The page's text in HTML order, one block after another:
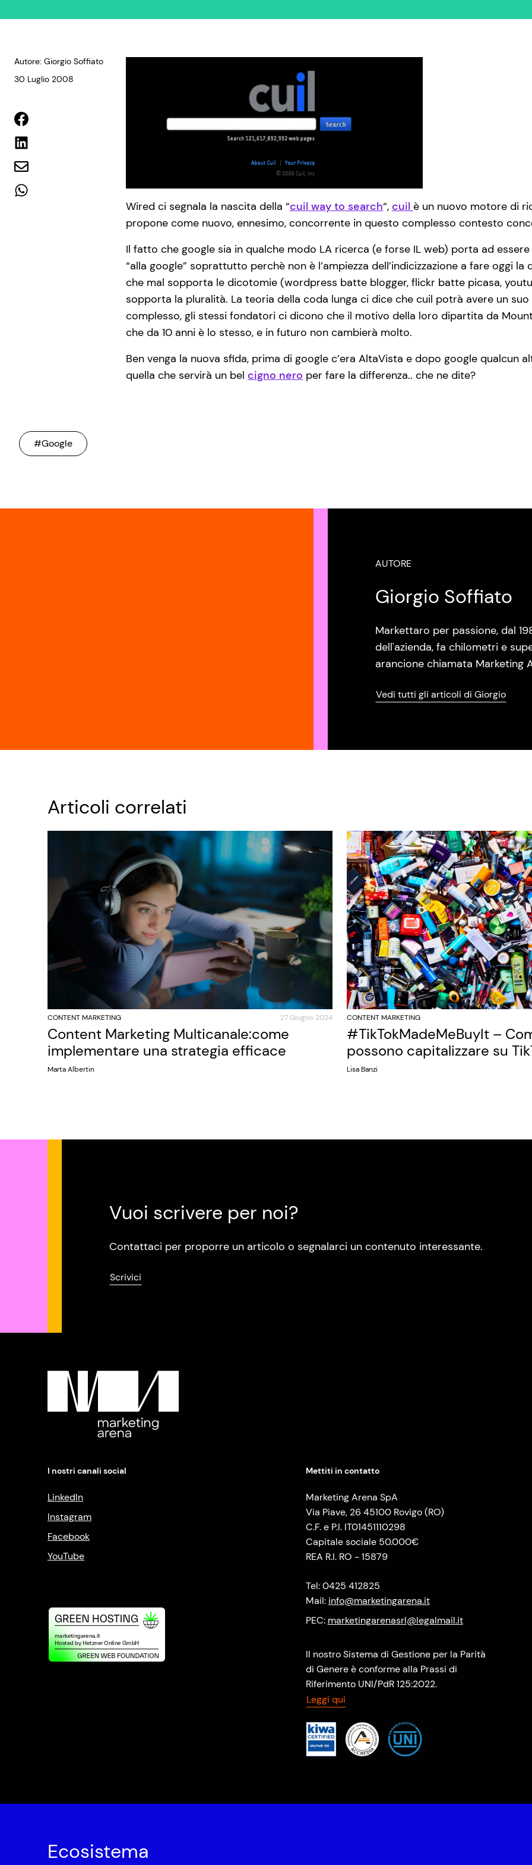
Autore: Giorgio Soffiato
30 Luglio 2008
Wired ci segnala la nascita della “cuil way to search“, cuil è un nuovo motore di
propone come nuovo, ennesimo, concorrente in questo complesso contesto
Il fatto che google sia in qualche modo LA ricerca (e forse IL web) porta ad
“alla google” soprattutto perchè non è l’ampiezza dell’indicizzazione a fare oggi
che mal sopporta le dicotomie (wordpress batte blogger, flickr batte picasa,
sopporta la pluralità. La teoria della coda lunga ci dice che cuil potrà avere un
complesso, gli stessi fondatori ci dicono che il motivo della loro dipartita da
che da 10 anni è lo stesso, e in futuro non cambierà molto.
Ben venga la nuova sfida, prima di google c’era AltaVista e dopo google qualcun
quella che servirà un bel cigno nero per fare la differenza.. che ne dite?
#Google
AUTORE
Giorgio Soffiato
Markettaro per passione, dal
dell'azienda, fa chilometri e
arancione chiamata Marketing
Vedi tutti gli articoli di Giorgio
Articoli correlati
CONTENT MARKETING 27 Giugno 2024
Content Marketing Multicanale:come
implementare una strategia efficace
Marta Albertin
CONTENT MARKETING
#TikTokMadeMeBuyIt –
possono capitalizzare su
Lisa Banzi
Vuoi scrivere per noi?
Contattaci per proporre un articolo o segnalarci un contenuto interessante.
Scrivici
I nostri canali social
LinkedIn
Instagram
Facebook
YouTube
Mettiti in contatto
Marketing Arena SpA
Via Piave, 26 45100 Rovigo (RO)
C.F. e P.I. IT01451110298
Capitale sociale 50.000€
REA R.I. RO - 15879
Tel: 0425 412825
Mail: info@marketingarena.it
PEC: marketingarenasrl@legalmail.it
Il nostro Sistema di Gestione per la Parità
di Genere è conforme alla Prassi di
Riferimento UNI/PdR 125:2022.
Leggi qui
Ecosistema